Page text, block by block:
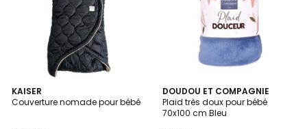
KAISER
Couverture nomade pour bébé
DOUDOU ET COMPAGNIE
Plaid très doux pour bébé
70x100 cm Bleu